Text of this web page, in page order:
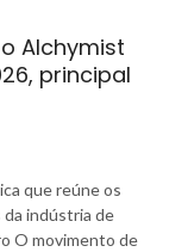
Alchymist
principal
que reúne os
indústria de
O movimento de